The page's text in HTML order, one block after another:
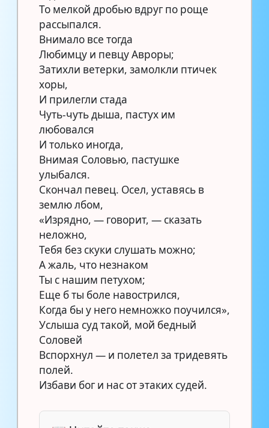
То мелкой дробью вдруг по роще
рассыпался.
Внимало все тогда
Любимцу и певцу Авроры;
Затихли ветерки, замолкли птичек
хоры,
И прилегли стада
Чуть-чуть дыша, пастух им
любовался
И только иногда,
Внимая Соловью, пастушке
улыбался.
Скончал певец. Осел, уставясь в
землю лбом,
«Изрядно, — говорит, — сказать
неложно,
Тебя без скуки слушать можно;
А жаль, что незнаком
Ты с нашим петухом;
Еще б ты боле навострился,
Когда бы у него немножко поучился»,
Услыша суд такой, мой бедный
Соловей
Вспорхнул — и полетел за тридевять
полей.
Избави бог и нас от этаких судей.